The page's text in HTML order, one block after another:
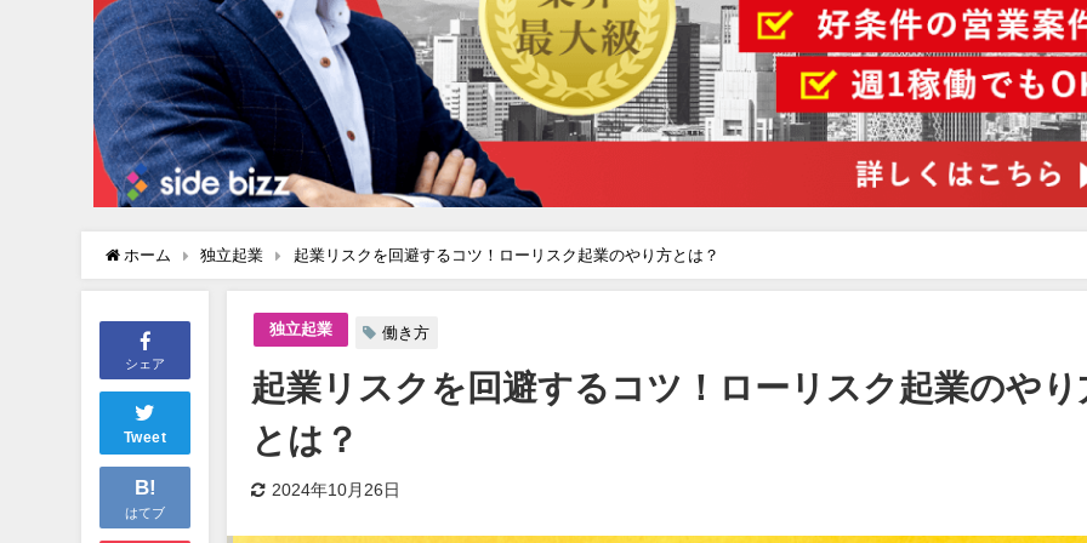
ホーム 独立起業 起業リスクを回避するコツ！ローリスク起業のやり方とは？
シェア
Tweet
B!
はてブ
独立起業 働き方
起業リスクを回避するコツ！ローリスク起業のやり
とは？
2024年10月26日